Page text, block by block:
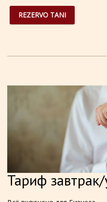
REZERVO TANI
Тариф